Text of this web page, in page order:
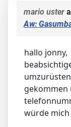
mario uster
Aw:
hallo jonny,
gekommen
würde